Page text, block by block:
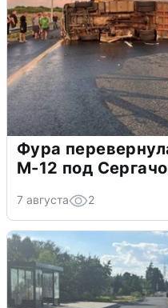
Фура
М-12 под
7 августа 2